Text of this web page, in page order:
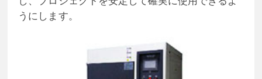
うにします。